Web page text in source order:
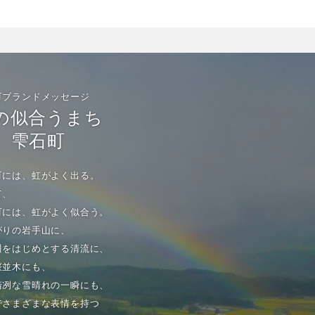
ブランドメッセージ
似合うまち
雫石町
は、虹がよく出る。
は、虹がよく似合う。
の岩手山に、
はじめとする清流に、
木にも、
な雪晴れの一瞬にも、
さまざまな表情を持つ